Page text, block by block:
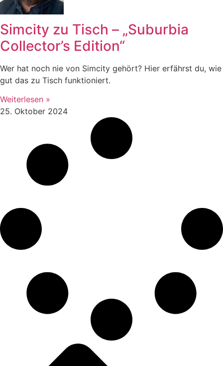
Simcity zu Tisch – „Suburbia
Collector’s Edition“
Wer hat noch nie von Simcity gehört? Hier erfährst du, wie
gut das zu Tisch funktioniert.
Weiterlesen »
25. Oktober 2024